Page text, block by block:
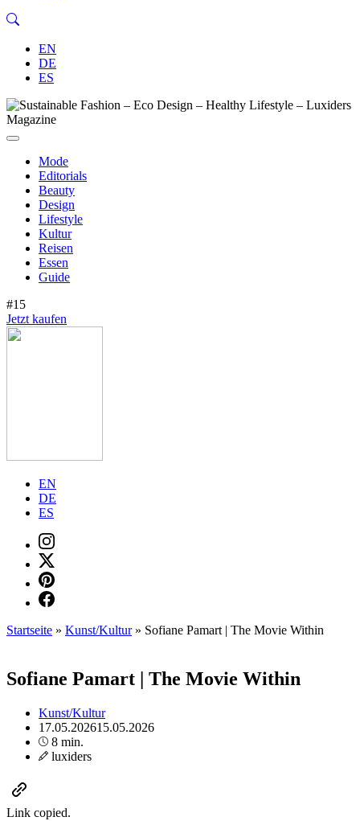
EN
DE
ES
Mode
Editorials
Beauty
Design
Lifestyle
Kultur
Reisen
Essen
Guide
#15
Jetzt kaufen
EN
DE
ES
Startseite » Kunst/Kultur» Sofiane Pamart | The Movie Within
Sofiane Pamart | The Movie Within
Kunst/Kultur
17.05.202615.05.2026
8 min.
luxiders
Link copied.